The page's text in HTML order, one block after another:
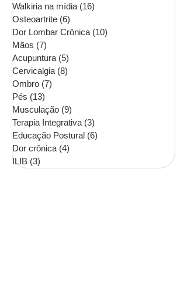
Walkiria na mídia (16)
Osteoartrite (6)
Dor Lombar Crônica (10)
Mãos (7)
Acupuntura (5)
Cervicalgia (8)
Ombro (7)
Pés (13)
Musculação (9)
Terapia Integrativa (3)
Educação Postural (6)
Dor crônica (4)
ILIB (3)